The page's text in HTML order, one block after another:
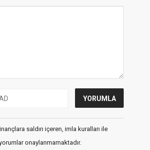
saldırı içeren, imla kuralları ile
onaylanmamaktadır.